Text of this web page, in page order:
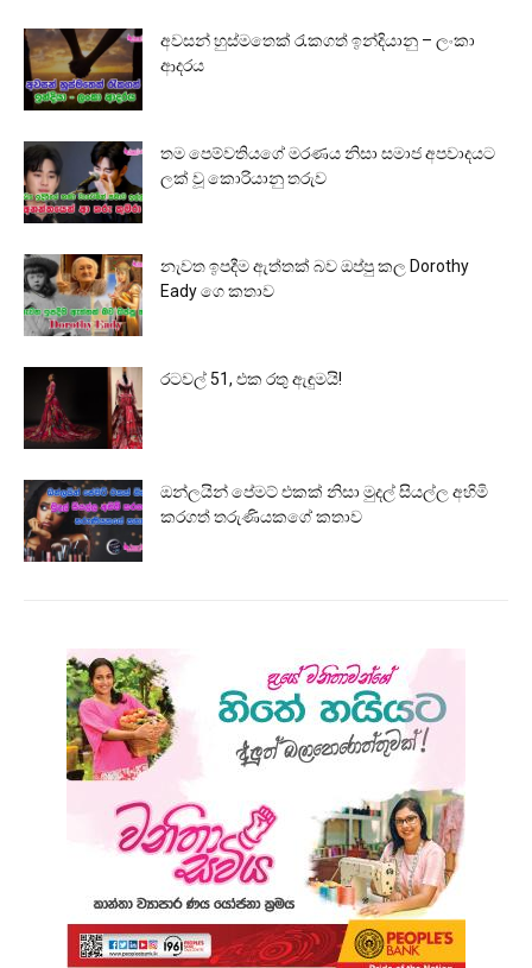
අවසන් හුස්මතෙක් රැකගත් ඉන්දියානු – ලංකා
ආදරය
තම පෙම්වතියගේ මරණය නිසා සමාජ අපවාදයට
ලක් වූ කොරියානු තරුව
නැවත ඉපදීම ඇත්තක් බව ඔප්පු කල Dorothy
Eady ගෙ කතාව
රටවල් 51, එක රතු ඇඳුමයි!
ඔන්ලයින් පේමට් එකක් නිසා මුදල් සියල්ල අහිමි
කරගත් තරුණියකගේ කතාව